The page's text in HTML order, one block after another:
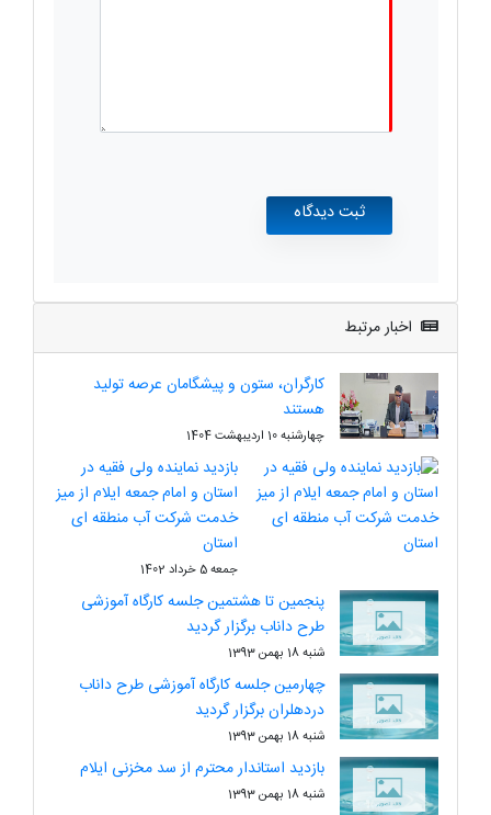
اخبار مرتبط
کارگران، ستون و پیشگامان عرصه تولید
هستند
چهارشنبه 10 اردیبهشت 1404
بازدید نماینده ولی فقیه در
استان و امام جمعه ایلام از میز
خدمت شرکت آب منطقه ای
استان
جمعه 5 خرداد 1402
پنجمین تا هشتمین جلسه کارگاه آموزشی
طرح داناب برگزار گردید
شنبه 18 بهمن 1393
چهارمین جلسه کارگاه آموزشی طرح داناب
دردهلران برگزار گردید
شنبه 18 بهمن 1393
بازدید استاندار محترم از سد مخزنی ایلام
شنبه 18 بهمن 1393